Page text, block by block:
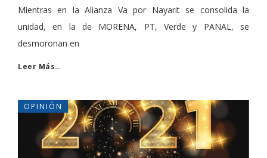
Mientras en la Alianza Va por Nayarit se consolida la
unidad, en la de MORENA, PT, Verde y PANAL, se
desmoronan en
Leer Más…
OPINIÓN